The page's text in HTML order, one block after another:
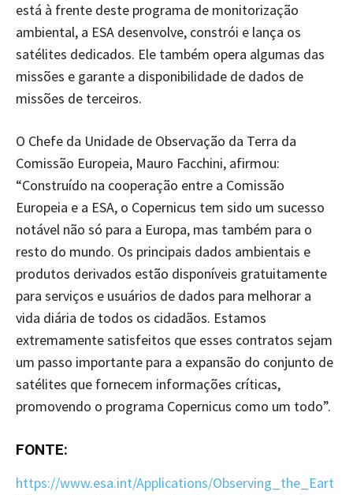
está à frente deste programa de monitorização
ambiental, a ESA desenvolve, constrói e lança os
satélites dedicados. Ele também opera algumas das
missões e garante a disponibilidade de dados de
missões de terceiros.
O Chefe da Unidade de Observação da Terra da
Comissão Europeia, Mauro Facchini, afirmou:
“Construído na cooperação entre a Comissão
Europeia e a ESA, o Copernicus tem sido um sucesso
notável não só para a Europa, mas também para o
resto do mundo. Os principais dados ambientais e
produtos derivados estão disponíveis gratuitamente
para serviços e usuários de dados para melhorar a
vida diária de todos os cidadãos. Estamos
extremamente satisfeitos que esses contratos sejam
um passo importante para a expansão do conjunto de
satélites que fornecem informações críticas,
promovendo o programa Copernicus como um todo”.
FONTE:
https://www.esa.int/Applications/Observing_the_Eart